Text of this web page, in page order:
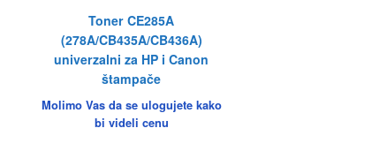
Toner CE285A
(278A/CB435A/CB436A)
univerzalni za HP i Canon
štampače
Molimo Vas da se ulogujete kako
bi videli cenu